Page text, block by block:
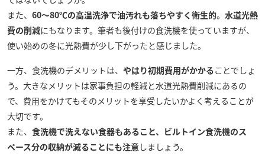
また、 60～80℃の高温洗浄で油汚れも落ちやすく衛生的。 水道光熱
費の削減にもなります。筆者も後付けの食洗機を使っていますが、
使い始めの冬に光熱費が少し下がったと感じました。
一方、食洗機のデメリットは、 やはり初期費用がかかることでしょ
う。大きなメリットは家事負担の軽減と水道光熱費削減にあるの
で、費用をかけてもそのメリットを享受したいかよく考えることが
大切です。
また、 食洗機で洗えない食器もあること、ビルトイン食洗機のス
ペース分の収納が減ることにも注意 しましょう。